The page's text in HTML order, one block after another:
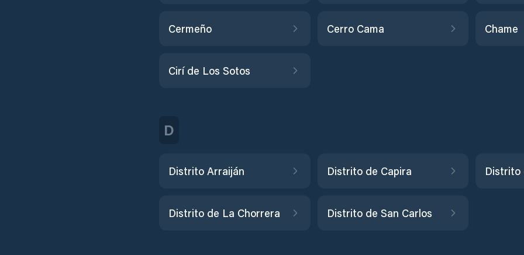
Cermeño Cerro Cama Chame
Cirí de Los Sotos
D
Distrito Arraiján Distrito de Capira Distrito
Distrito de La Chorrera Distrito de San Carlos